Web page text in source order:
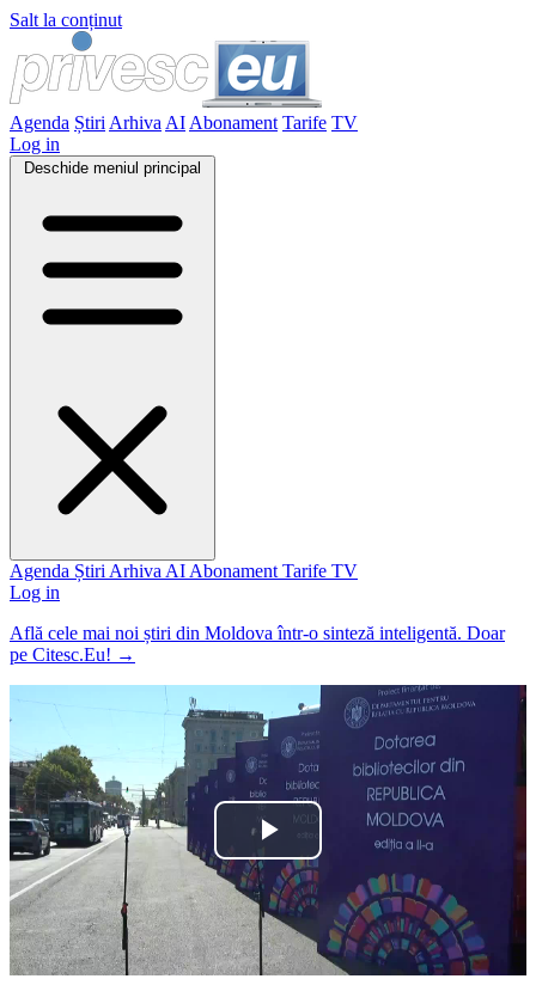
Salt la conținut
Agenda Știri Arhiva AI Abonament Tarife TV
Log in
Deschide meniul principal
Agenda Știri Arhiva AI Abonament Tarife TV
Log in
Află cele mai noi știri din Moldova într-o sinteză inteligentă. Doar
pe Citesc.Eu! →
Play
Video